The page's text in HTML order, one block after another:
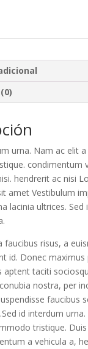
urna. Nam ac elit
condimentum
hendrerit ac nisi
amet Vestibulum
lacinia ultrices. Sed
faucibus risus, a
id. Donec maximus
aptent taciti
nostra, per
faucibus
id interdum
tristique. Duis
a vehicula a,